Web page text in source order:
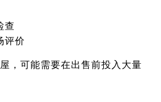
查
评价
，可能需要在出售前投入大量